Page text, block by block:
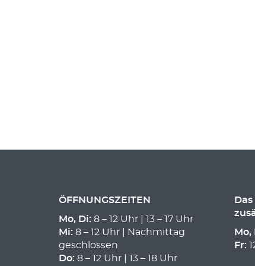
ÖFFNUNGSZEITEN
Mo, Di: 8 – 12 Uhr | 13 – 17 Uhr
Mi: 8 – 12 Uhr | Nachmittag
geschlossen
Do: 8 – 12 Uhr | 13 – 18 Uhr
Mo,
Fr: